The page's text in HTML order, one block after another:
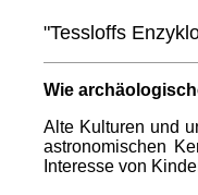
"Tessloffs
Wie
Alte Kulturen und
astronomischen
Interesse von